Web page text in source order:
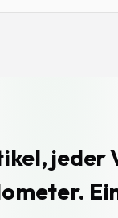
jeder